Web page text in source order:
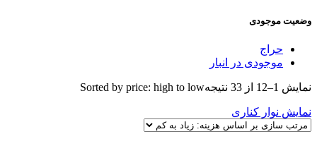
وضعیت موجودی
حراج
موجودی در انبار
نمایش 1–12 از 33 نتیجه Sorted by price: high to low
نمایش نوار کناری